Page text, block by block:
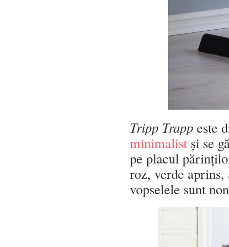
Tripp Trapp este
minimalist și se
pe placul
roz, verde
vopselele sunt